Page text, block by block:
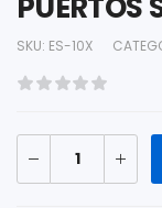
SKU: ES-10X